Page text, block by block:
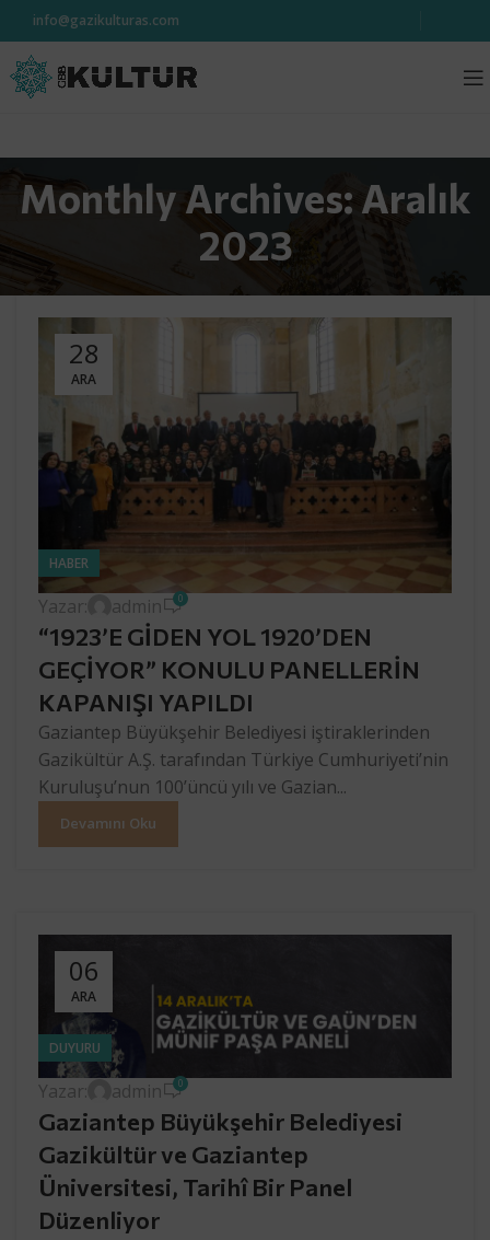
info@gazikulturas.com
Monthly Archives: Aralık
2023
28
ARA
HABER
Yazar: admin 0
“1923’E GİDEN YOL 1920’DEN
GEÇİYOR” KONULU PANELLERİN
KAPANIŞI YAPILDI
Gaziantep Büyükşehir Belediyesi iştiraklerinden
Gazikültür A.Ş. tarafından Türkiye Cumhuriyeti’nin
Kuruluşu’nun 100’üncü yılı ve Gazian...
Devamını Oku
06
ARA
DUYURU
Yazar: admin 0
Gaziantep Büyükşehir Belediyesi
Gazikültür ve Gaziantep
Üniversitesi, Tarihî Bir Panel
Düzenliyor